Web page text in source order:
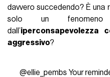
davvero succedendo? È una
solo un fenomeno
dall’iperconsapevolezza
aggressivo?
@ellie_pembs Your